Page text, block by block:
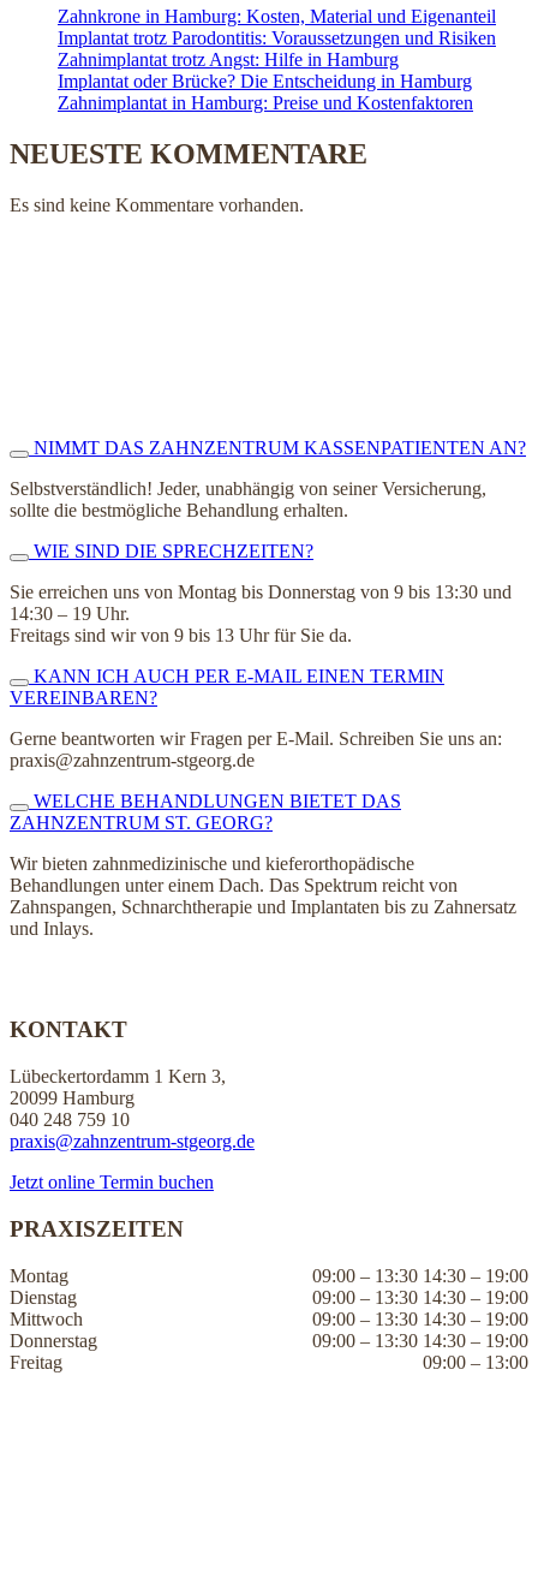
Zahnkrone in Hamburg: Kosten, Material und Eigenanteil
Implantat trotz Parodontitis: Voraussetzungen und Risiken
Zahnimplantat trotz Angst: Hilfe in Hamburg
Implantat oder Brücke? Die Entscheidung in Hamburg
Zahnimplantat in Hamburg: Preise und Kostenfaktoren
NEUESTE KOMMENTARE
Es sind keine Kommentare vorhanden.
NIMMT DAS ZAHNZENTRUM KASSENPATIENTEN AN?
Selbstverständlich! Jeder, unabhängig von seiner Versicherung,
sollte die bestmögliche Behandlung erhalten.
WIE SIND DIE SPRECHZEITEN?
Sie erreichen uns von Montag bis Donnerstag von 9 bis 13:30 und
14:30 – 19 Uhr.
Freitags sind wir von 9 bis 13 Uhr für Sie da.
KANN ICH AUCH PER E-MAIL EINEN TERMIN
VEREINBAREN?
Gerne beantworten wir Fragen per E-Mail. Schreiben Sie uns an:
praxis@zahnzentrum-stgeorg.de
WELCHE BEHANDLUNGEN BIETET DAS
ZAHNZENTRUM ST. GEORG?
Wir bieten zahnmedizinische und kieferorthopädische
Behandlungen unter einem Dach. Das Spektrum reicht von
Zahnspangen, Schnarchtherapie und Implantaten bis zu Zahnersatz
und Inlays.
KONTAKT
Lübeckertordamm 1 Kern 3,
20099 Hamburg
040 248 759 10
praxis@zahnzentrum-stgeorg.de
Jetzt online Termin buchen
PRAXISZEITEN
Montag
09:00 – 13:30 14:30 – 19:00
Dienstag
09:00 – 13:30 14:30 – 19:00
Mittwoch
09:00 – 13:30 14:30 – 19:00
Donnerstag
09:00 – 13:30 14:30 – 19:00
Freitag
09:00 – 13:00